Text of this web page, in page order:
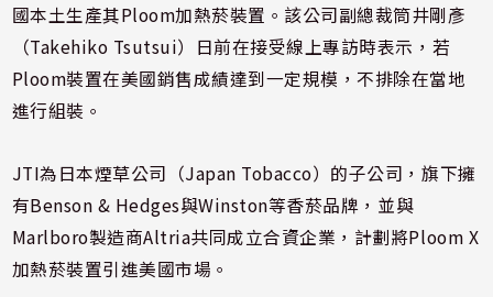
國本土生產其Ploom加熱菸裝置。該公司副總裁筒井剛彥
（Takehiko Tsutsui）日前在接受線上專訪時表示，若
Ploom裝置在美國銷售成績達到一定規模，不排除在當地
進行組裝。
JTI為日本煙草公司（Japan Tobacco）的子公司，旗下擁
有Benson & Hedges與Winston等香菸品牌，並與
Marlboro製造商Altria共同成立合資企業，計劃將Ploom X
加熱菸裝置引進美國市場。